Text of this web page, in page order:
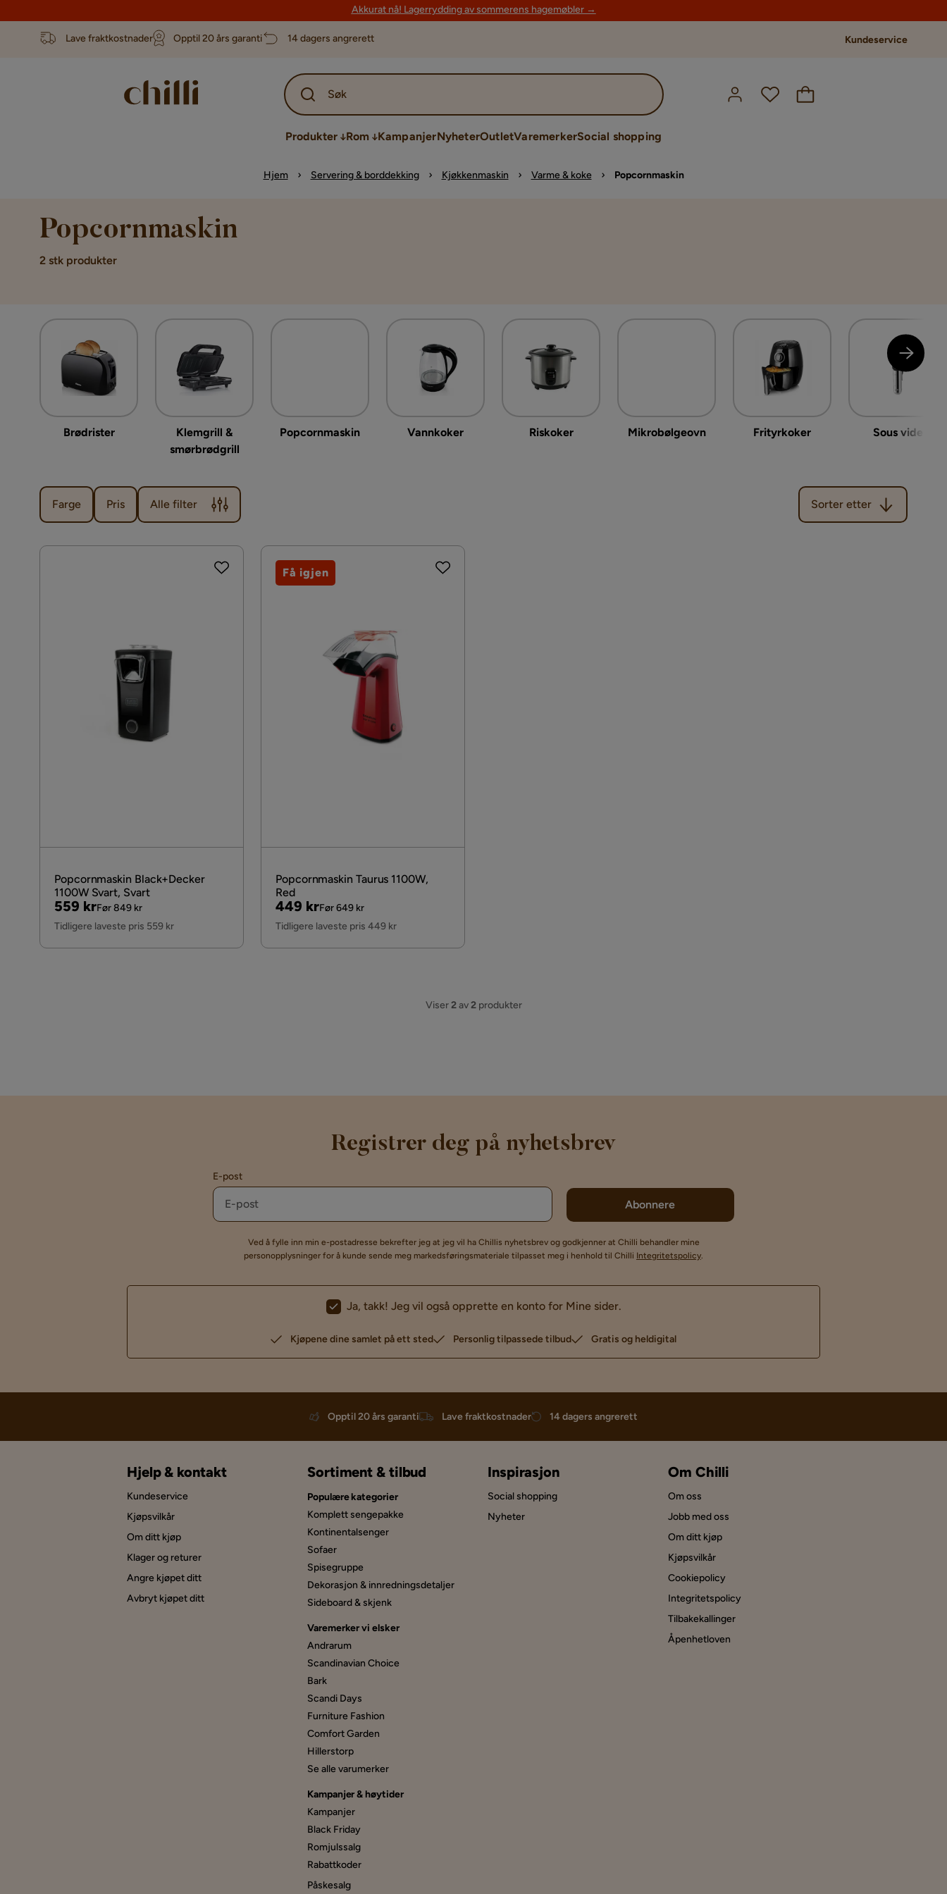
Akkurat nå! Lagerrydding av sommerens hagemøbler →
Lave fraktkostnader Opptil 20 års garanti 14 dagers angrerett Kundeservice
Søk
Produkter Rom KampanjerNyheterOutletVaremerkerSocial shopping
Hjem Servering & borddekking Kjøkkenmaskin Varme & koke Popcornmaskin
Popcornmaskin
2 stk produkter
Brødrister
Klemgrill &
smørbrødgrill
Popcornmaskin Vannkoker Riskoker Mikrobølgeovn Frityrkoker Sous vide
Farge Pris Alle filter
Sorter etter
Sorter etter
Popcornmaskin Black+Decker
1100W Svart, Svart
Pris
559 kr
Original
Pris
Før 849 kr
Tidligere laveste pris 559 kr
Popcornmaskin Taurus 1100W,
Red
Pris
449 kr
Original
Pris
Før 649 kr
Tidligere laveste pris 449 kr
Få igjen
Viser2av2produkter
Registrer deg på nyhetsbrev
E-post
Abonnere
Ved å fylle inn min e-postadresse bekrefter jeg at jeg vil ha Chillis nyhetsbrev og godkjenner at Chilli behandler mine
personopplysninger for å kunde sende meg markedsføringsmateriale tilpasset meg i henhold til Chilli Integritetspolicy.
Ja, takk! Jeg vil også opprette en konto for Mine sider.
Kjøpene dine samlet på ett sted Personlig tilpassede tilbud Gratis og heldigital
Opptil 20 års garanti Lave fraktkostnader 14 dagers angrerett
Hjelp & kontakt
Kundeservice
Kjøpsvilkår
Om ditt kjøp
Klager og returer
Angre kjøpet ditt
Avbryt kjøpet ditt
Sortiment & tilbud
Populære kategorier
Komplett sengepakke
Kontinentalsenger
Sofaer
Spisegru­ppe
Dekorasjon & innredningsdetaljer
Sideboard & skjenk
Varemerker vi elsker
Andrarum
Scandinavian Choice
Bark
Scandi Days
Furniture Fashion
Comfort Garden
Hillerstorp
Se alle varumerker
Kampanjer & høytider
Kampanjer
Black Friday
Romjulssalg
Rabattkoder
Påskesalg
Inspirasjon
Social shopping
Nyheter
Om Chilli
Om oss
Jobb med oss
Om ditt kjøp
Kjøpsvilkår
Cookiepolicy
Integritetspolicy
Tilbakekallinger
Åpenhetloven